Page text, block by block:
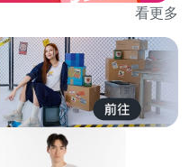
看更多